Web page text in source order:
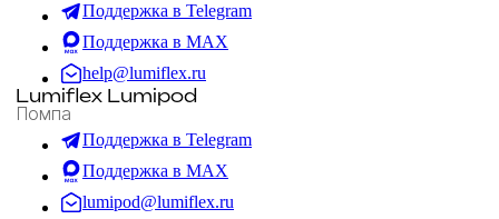
Поддержка в Telegram
Поддержка в MAX
help@lumiflex.ru
Lumiflex Lumipod
Помпа
Поддержка в Telegram
Поддержка в MAX
lumipod@lumiflex.ru